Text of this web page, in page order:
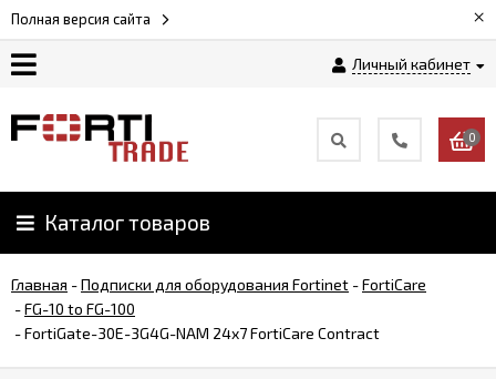
Полная версия сайта ×
Личный кабинет
Как
заказать
0
Каталог товаров
Главная -Подписки для оборудования Fortinet -FortiCare
-FG-10 to FG-100
-FortiGate-30E-3G4G-NAM 24x7 FortiCare Contract